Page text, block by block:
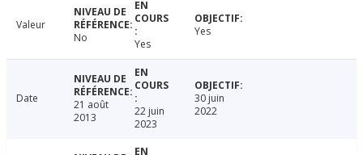
Valeur
No
Yes
Yes
Date
21 août
2013
22 juin
2023
30 juin
2022